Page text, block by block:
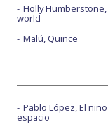
Holly Humberstone,
world
Malú, Quince
Pablo López, El
espacio